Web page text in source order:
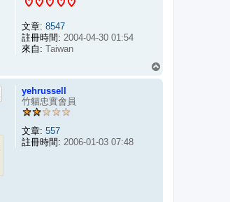
文章: 8547
註冊時間: 2004-04-30 01:54
來自: Taiwan
yehrussell
竹貓忠實會員
文章: 557
註冊時間: 2006-01-03 07:48